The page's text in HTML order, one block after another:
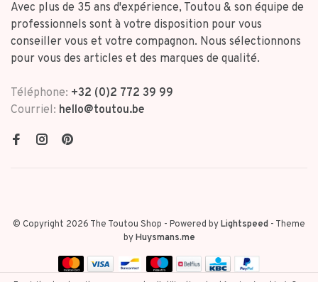
Avec plus de 35 ans d'expérience, Toutou & son équipe de
professionnels sont à votre disposition pour vous
conseiller vous et votre compagnon. Nous sélectionnons
pour vous des articles et des marques de qualité.
Téléphone: +32 (0)2 772 39 99
Courriel: hello@toutou.be
© Copyright 2026 The Toutou Shop - Powered byLightspeed - Theme
byHuysmans.me